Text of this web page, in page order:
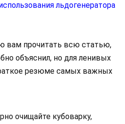
льдогенератора
вам прочитать всю статью,
объяснил, но для ленивых
резюме самых важных
очищайте кубоварку,